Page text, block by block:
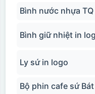
Bình nước nhựa TQ
Bình giữ nhiệt in
Ly sứ in logo
Bộ phin cafe sứ